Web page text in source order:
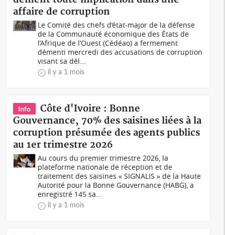
affaire de corruption
Le Comité des chefs d’état-major de la défense
de la Communauté économique des États de
l’Afrique de l’Ouest (Cédéao) a fermement
démenti mercredi des accusations de corruption
visant sa dél...
il y a 1 mois
Info
Côte d'Ivoire : Bonne
Gouvernance, 70% des saisines liées à la
corruption présumée des agents publics
au 1er trimestre 2026
Au cours du premier trimestre 2026, la
plateforme nationale de réception et de
traitement des saisines « SIGNALIS » de la Haute
Autorité pour la Bonne Gouvernance (HABG), a
enregistré 145 sa...
il y a 1 mois